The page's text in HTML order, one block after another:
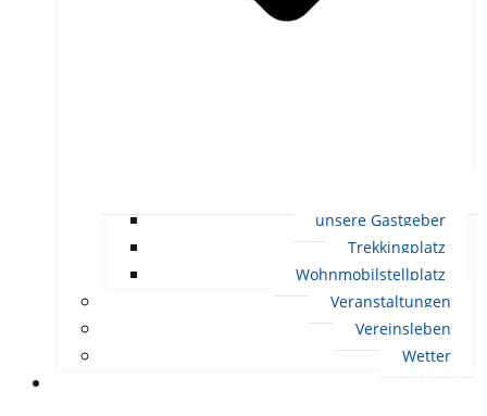
unsere Gastgeber
Trekkingplatz
Wohnmobilstellplatz
Veranstaltungen
Vereinsleben
Wetter
LEBEN IN ERNDTEBRÜCK